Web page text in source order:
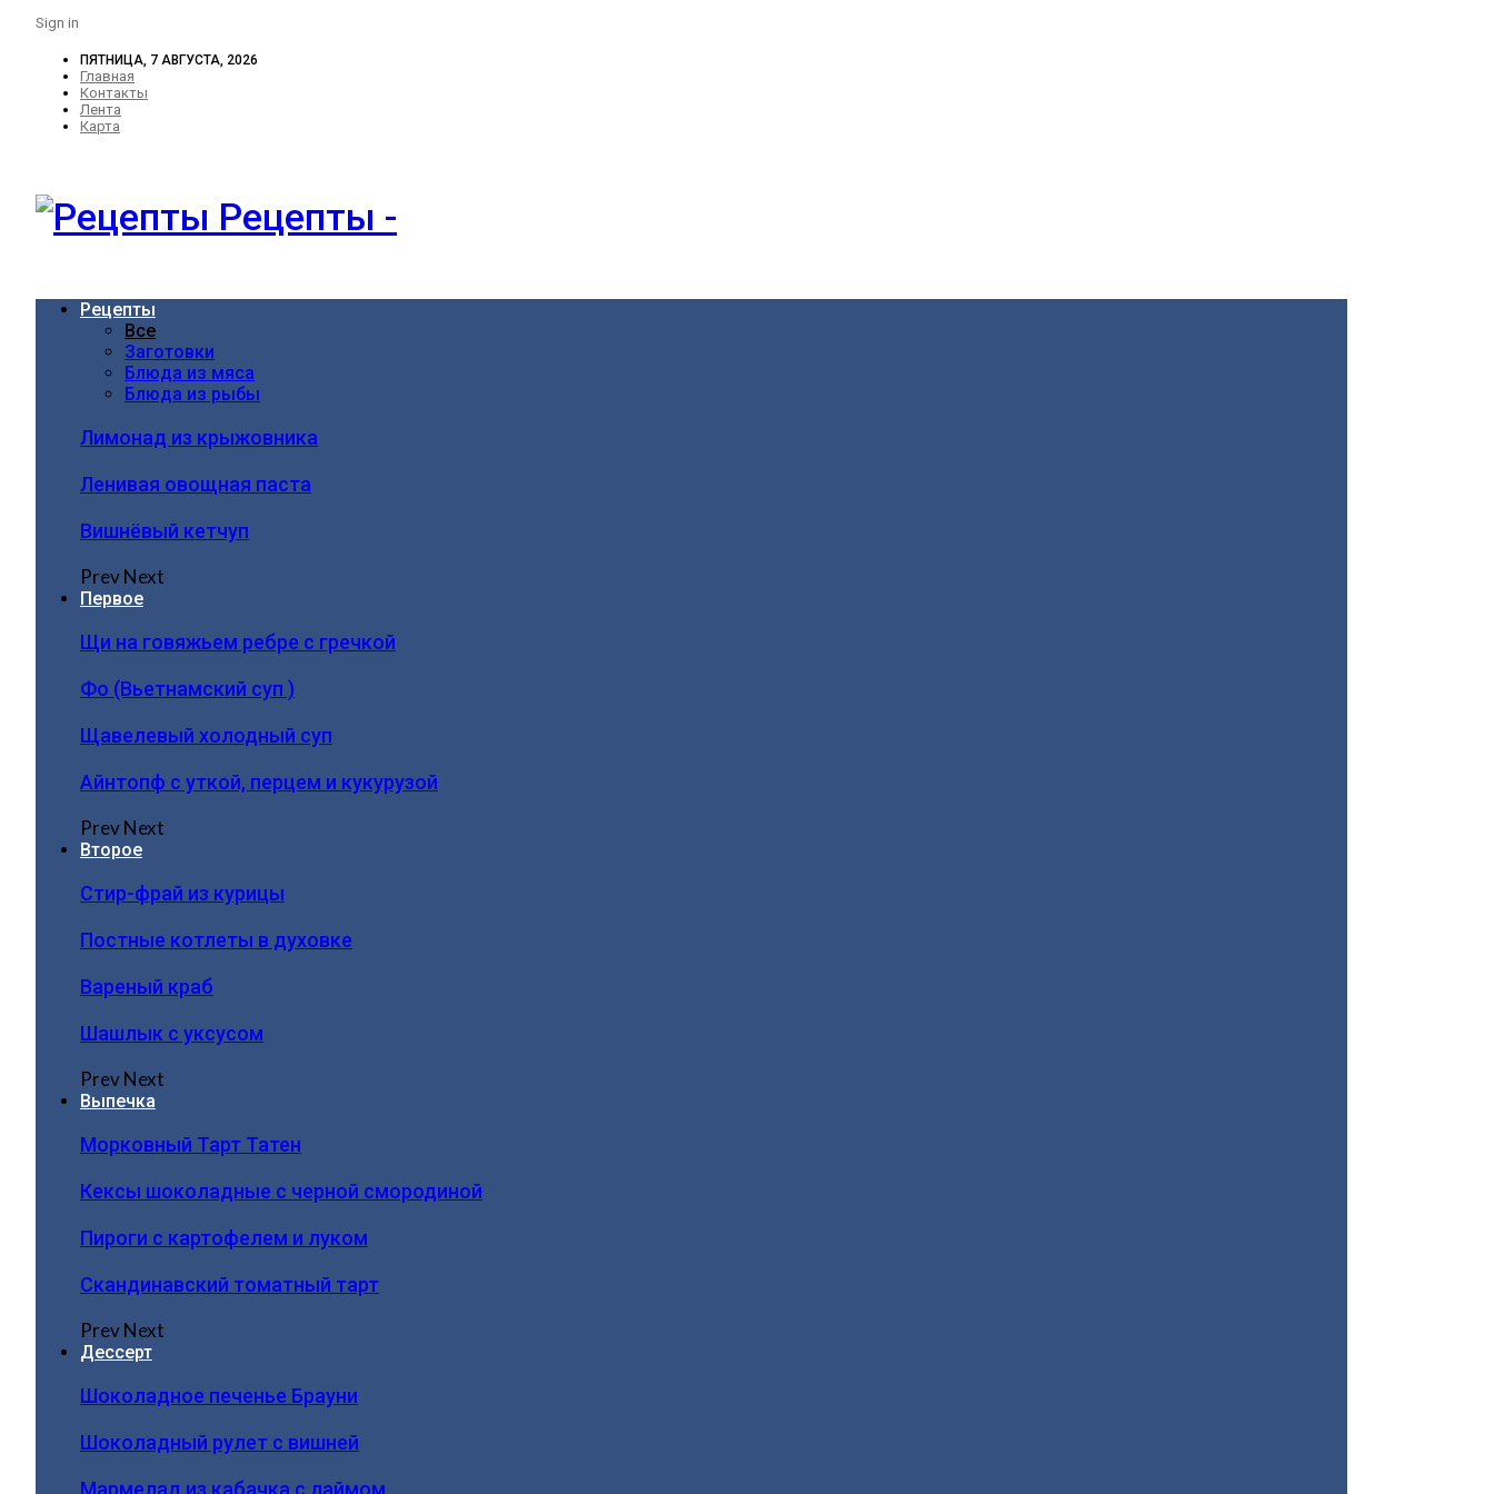
Sign in
ПЯТНИЦА, 7 АВГУСТА, 2026
Главная
Контакты
Лента
Карта
Рецепты -
Рецепты
Все
Заготовки
Блюда из мяса
Блюда из рыбы
Лимонад из крыжовника
Ленивая овощная паста
Вишнёвый кетчуп
PrevNext
Первое
Щи на говяжьем ребре с гречкой
Фо (Вьетнамский суп )
Щавелевый холодный суп
Айнтопф с уткой, перцем и кукурузой
PrevNext
Второе
Стир-фрай из курицы
Постные котлеты в духовке
Вареный краб
Шашлык с уксусом
PrevNext
Выпечка
Морковный Тарт Татен
Кексы шоколадные с черной смородиной
Пироги c картофелем и луком
Скандинавский томатный тарт
PrevNext
Дессерт
Шоколадное печенье Брауни
Шоколадный рулет с вишней
Мармелад из кабачка с лаймом